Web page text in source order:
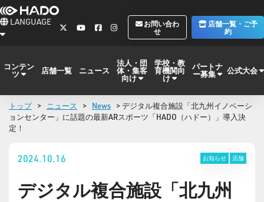
LANGUAGE
お問い合わ
せ
店舗一覧・ご予
約
コンテン
ツ 店舗一覧 ニュース
法人・団
体・集客
向け
学校・教
育機関向
け
パートナ
ー募集 公式大会
トップ > ニュース > News > デジタル複合施設「北九州イノベーシ
ョンセンター」に話題の最新ARスポーツ「HADO（ハドー）」導入決
定！
2024.10.16 お知らせ 店舗
デジタル複合施設「北九州